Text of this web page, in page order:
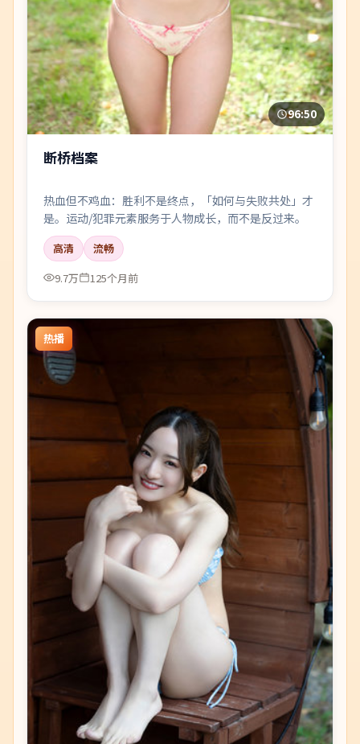
96:50
断桥档案
热血但不鸡血：胜利不是终点，「如何与失败共处」才
是。运动/犯罪元素服务于人物成长，而不是反过来。
高清
流畅
9.7万
125个月前
热播